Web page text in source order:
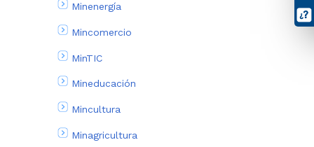
Minenergía
Mincomercio
MinTIC
Mineducación
Mincultura
Minagricultura